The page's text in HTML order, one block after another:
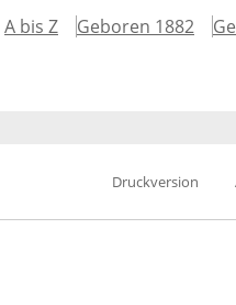
A bis Z Geboren 1882
Druckversion